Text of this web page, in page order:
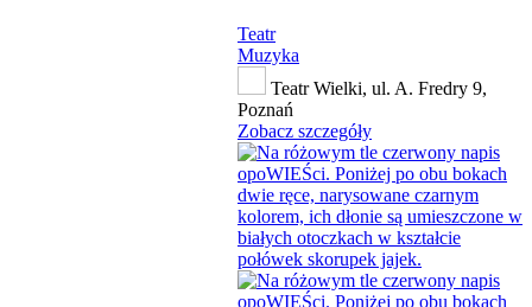
Teatr
Muzyka
Teatr Wielki, ul. A. Fredry 9,
Poznań
Zobacz szczegóły